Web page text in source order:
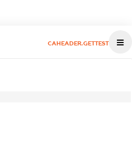
CAHEADER.GETTEST